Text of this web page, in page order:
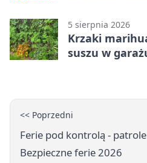
5 sierpnia 2026
Krzaki
suszu w
<< Poprzedni
Ferie pod kontrolą -
Bezpieczne ferie 2026